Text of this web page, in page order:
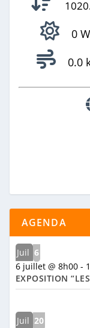
0
0.0
AGENDA
Juil 6
6 juillet @ 8h00-
EXPOSITION
Juil 20